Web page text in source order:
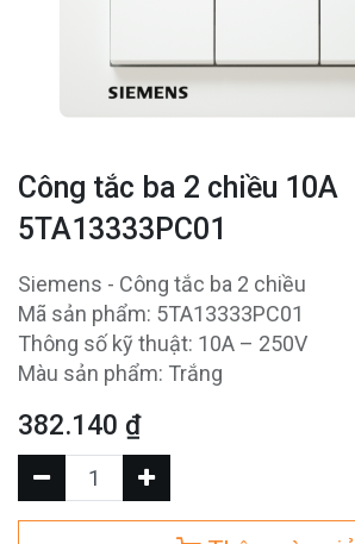
Công tắc ba 2 chiều 10A
5TA13333PC01
Siemens - Công tắc ba 2 chiều
Mã sản phẩm: 5TA13333PC01
Thông số kỹ thuật: 10A – 250V
Màu sản phẩm: Trắng
382.140 ₫